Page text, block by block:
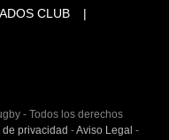
CLUB
- Todos los derechos
de privacidad -Aviso Legal -